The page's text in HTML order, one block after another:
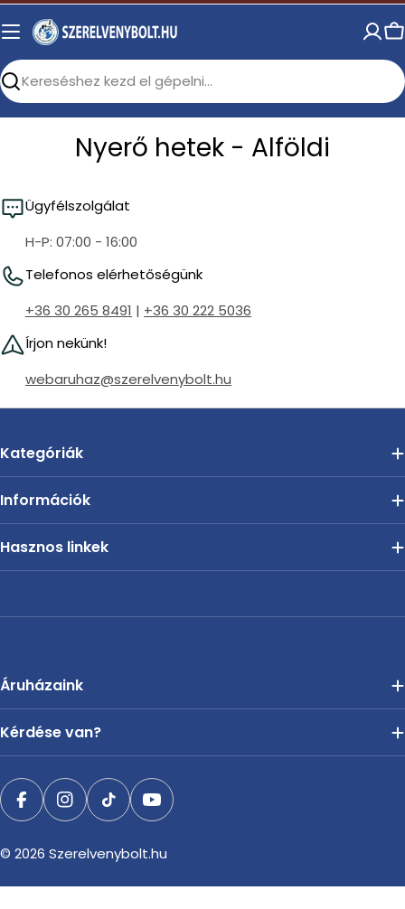
Skip
to
Search
Nyerő hetek - Alföldi
Ügyfélszolgálat
H-P: 07:00 - 16:00
Telefonos elérhetőségünk
+36 30 265 8491 | +36 30 222 5036
Írjon nekünk!
webaruhaz@szerelvenybolt.hu
Kategóriák
Információk
Hasznos linkek
Áruházaink
Kérdése van?
FacebookInstagram
TikTokYouTube
© 2026 Szerelvenybolt.hu